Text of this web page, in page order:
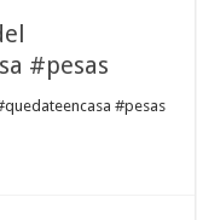
#pesas
#pesas